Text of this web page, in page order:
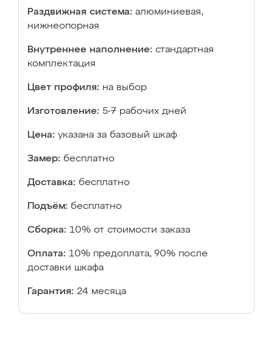
Раздвижная система: алюминиевая,
нижнеопорная
Внутреннее наполнение: стандартная
комплектация
Цвет профиля: на выбор
Изготовление: 5-7 рабочих дней
Цена: указана за базовый шкаф
Замер: бесплатно
Доставка: бесплатно
Подъём: бесплатно
Сборка: 10% от стоимости заказа
Оплата: 10% предоплата, 90% после
доставки шкафа
Гарантия: 24 месяца